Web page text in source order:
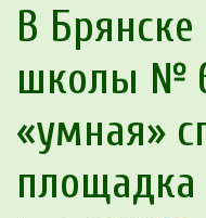
В
школы №
«умная»
площадка